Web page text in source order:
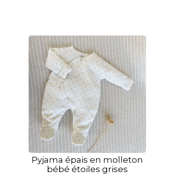
Pyjama épais en molleton
bébé étoiles grises